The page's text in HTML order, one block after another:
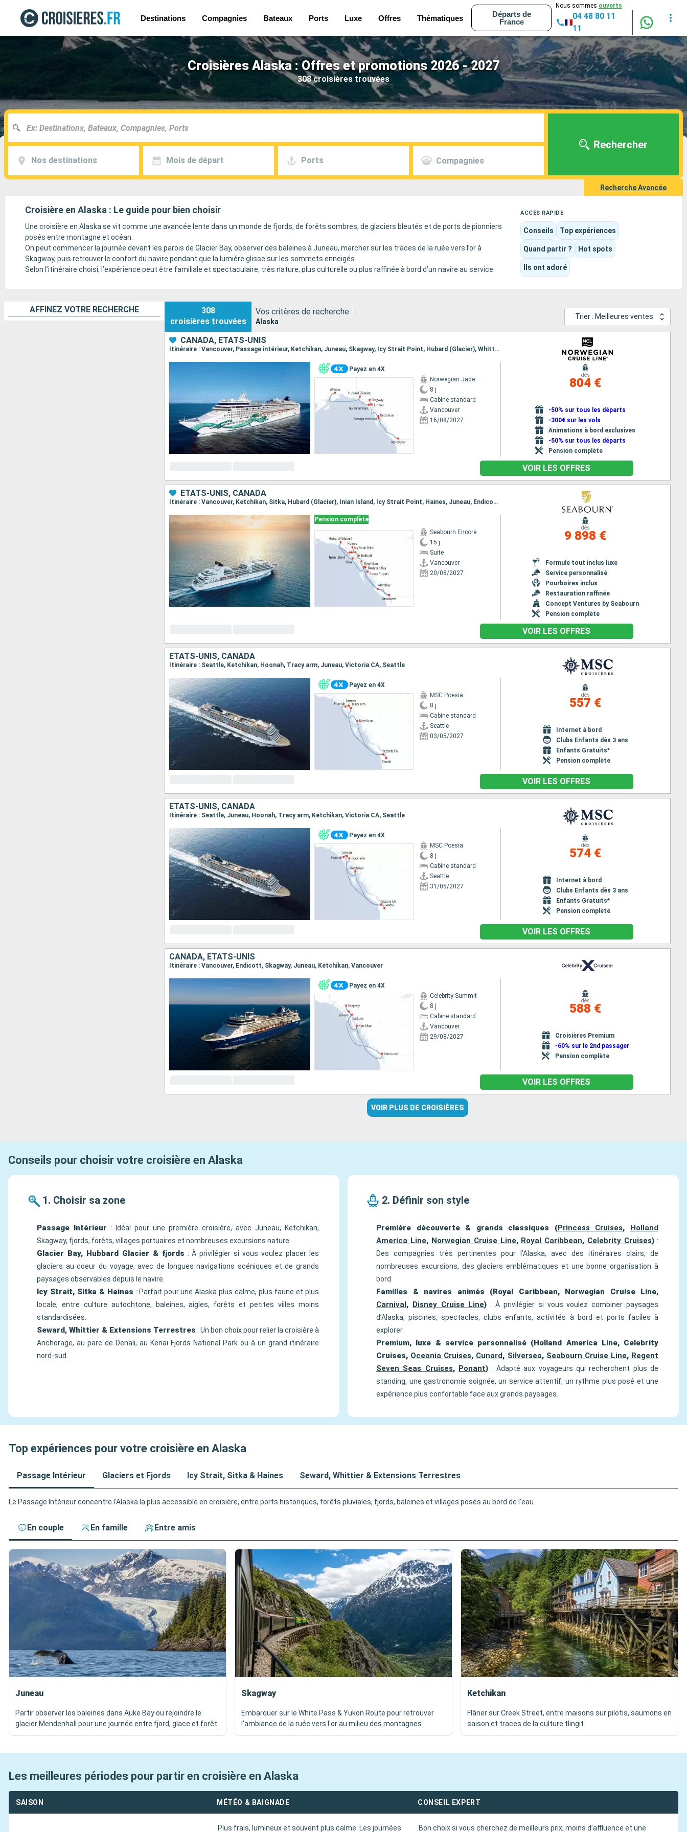
Destinations Compagnies Bateaux Ports Luxe Offres Thématiques
Départs de
France
Nous sommes ouverts
04 48 80 11
11
Croisières Alaska : Offres et promotions 2026 - 2027
308 croisières trouvées
Nos destinations Mois de départ Ports Compagnies
Rechercher
Recherche Avancée
Croisière en Alaska : Le guide pour bien choisir
Une croisière en Alaska se vit comme une avancée lente dans un monde de fjords, de forêts sombres, de glaciers bleutés et de ports de pionniers
posés entre montagne et océan.
On peut commencer la journée devant les parois de Glacier Bay, observer des baleines à Juneau, marcher sur les traces de la ruée vers l’or à
Skagway, puis retrouver le confort du navire pendant que la lumière glisse sur les sommets enneigés.
Selon l’itinéraire choisi, l’expérience peut être familiale et spectaculaire, très nature, plus culturelle ou plus raffinée à bord d’un navire au service
ACCÈS RAPIDE
Conseils Top expériences
Quand partir ? Hot spots
Ils ont adoré
AFFINEZ VOTRE RECHERCHE
308
croisières trouvées
Vos critères de recherche :
Alaska
Trier : Meilleures ventes
CANADA, ÉTATS-UNIS
Itinéraire : Vancouver, Passage intérieur, Ketchikan, Juneau, Skagway, Icy Strait Point, Hubard (Glacier), Whittier
Payez en 4X
Norwegian Jade
8 j
Cabine standard
Vancouver
16/08/2027
dès
804 €
-50% sur tous les départs
-300€ sur les vols
Animations à bord exclusives
-50% sur tous les départs
Pension complète
VOIR LES OFFRES
ÉTATS-UNIS, CANADA
Itinéraire : Vancouver, Ketchikan, Sitka, Hubard (Glacier), Inian Island, Icy Strait Point, Haines, Juneau, Endicott, Wrangell, Rudyerd Bay, Prince Rupert, Alert Bay, Vancouver
Pension complète
Seabourn Encore
15 j
Suite
Vancouver
20/08/2027
dès
9 898 €
Formule tout inclus luxe
Service personnalisé
Pourboires inclus
Restauration raffinée
Concept Ventures by Seabourn
Pension complète
VOIR LES OFFRES
ÉTATS-UNIS, CANADA
Itinéraire : Seattle, Ketchikan, Hoonah, Tracy arm, Juneau, Victoria CA, Seattle
Payez en 4X
MSC Poesia
8 j
Cabine standard
Seattle
03/05/2027
dès
557 €
Internet à bord
Clubs Enfants dès 3 ans
Enfants Gratuits*
Pension complète
VOIR LES OFFRES
ÉTATS-UNIS, CANADA
Itinéraire : Seattle, Juneau, Hoonah, Tracy arm, Ketchikan, Victoria CA, Seattle
Payez en 4X
MSC Poesia
8 j
Cabine standard
Seattle
31/05/2027
dès
574 €
Internet à bord
Clubs Enfants dès 3 ans
Enfants Gratuits*
Pension complète
VOIR LES OFFRES
CANADA, ÉTATS-UNIS
Itinéraire : Vancouver, Endicott, Skagway, Juneau, Ketchikan, Vancouver
Payez en 4X
Celebrity Summit
8 j
Cabine standard
Vancouver
29/08/2027
dès
588 €
Croisières Premium
-60% sur le 2nd passager
Pension complète
VOIR LES OFFRES
VOIR PLUS DE CROISIÈRES
Conseils pour choisir votre croisière en Alaska
1. Choisir sa zone
Passage Intérieur : Idéal pour une première croisière, avec Juneau, Ketchikan,
Skagway, fjords, forêts, villages portuaires et nombreuses excursions nature.
Glacier Bay, Hubbard Glacier & fjords : À privilégier si vous voulez placer les
glaciers au coeur du voyage, avec de longues navigations scéniques et de grands
paysages observables depuis le navire.
Icy Strait, Sitka & Haines : Parfait pour une Alaska plus calme, plus faune et plus
locale, entre culture autochtone, baleines, aigles, forêts et petites villes moins
standardisées.
Seward, Whittier & Extensions Terrestres : Un bon choix pour relier la croisière à
Anchorage, au parc de Denali, au Kenai Fjords National Park ou à un grand itinéraire
nord-sud.
2. Définir son style
Première découverte & grands classiques (Princess Cruises, Holland
America Line, Norwegian Cruise Line, Royal Caribbean, Celebrity Cruises) :
Des compagnies très pertinentes pour l’Alaska, avec des itinéraires clairs, de
nombreuses excursions, des glaciers emblématiques et une bonne organisation à
bord.
Familles & navires animés (Royal Caribbean, Norwegian Cruise Line,
Carnival, Disney Cruise Line) : À privilégier si vous voulez combiner paysages
d’Alaska, piscines, spectacles, clubs enfants, activités à bord et ports faciles à
explorer.
Premium, luxe & service personnalisé (Holland America Line, Celebrity
Cruises, Oceania Cruises, Cunard, Silversea, Seabourn Cruise Line, Regent
Seven Seas Cruises, Ponant) : Adapté aux voyageurs qui recherchent plus de
standing, une gastronomie soignée, un service attentif, un rythme plus posé et une
expérience plus confortable face aux grands paysages.
Top expériences pour votre croisière en Alaska
Passage Intérieur Glaciers et Fjords Icy Strait, Sitka & Haines Seward, Whittier & Extensions Terrestres
Le Passage Intérieur concentre l'Alaska la plus accessible en croisière, entre ports historiques, forêts pluviales, fjords, baleines et villages posés au bord de l'eau.
En couple En famille Entre amis
Juneau
Partir observer les baleines dans Auke Bay ou rejoindre le
glacier Mendenhall pour une journée entre fjord, glace et forêt.
Skagway
Embarquer sur le White Pass & Yukon Route pour retrouver
l'ambiance de la ruée vers l'or au milieu des montagnes.
Ketchikan
Flâner sur Creek Street, entre maisons sur pilotis, saumons en
saison et traces de la culture tlingit.
Les meilleures périodes pour partir en croisière en Alaska
SAISON MÉTÉO & BAIGNADE CONSEIL EXPERT
Plus frais, lumineux et souvent plus calme. Les journées Bon choix si vous cherchez de meilleurs prix, moins d’affluence et une